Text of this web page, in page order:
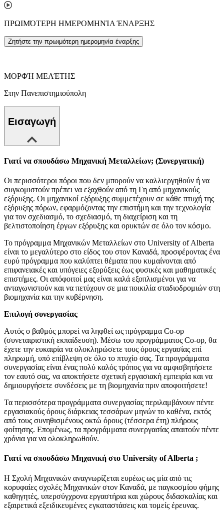
ΠΡΩΙΜΌΤΕΡΗ ΗΜΕΡΟΜΗΝΊΑ ΈΝΑΡΞΗΣ
Ζητήστε την πρωιμότερη ημερομηνία έναρξης
ΜΟΡΦΉ ΜΕΛΈΤΗΣ
Στην Πανεπιστημιούπολη
Εισαγωγή
Γιατί να σπουδάσω Μηχανική Μεταλλείων; (Συνεργατική)
Οι περισσότεροι πόροι που δεν μπορούν να καλλιεργηθούν ή να
συγκομιστούν πρέπει να εξαχθούν από τη Γη από μηχανικούς
εξόρυξης. Οι μηχανικοί εξόρυξης συμμετέχουν σε κάθε πτυχή της
εξόρυξης πόρων, εφαρμόζοντας την επιστήμη και την τεχνολογία
για τον σχεδιασμό, το σχεδιασμό, τη διαχείριση και τη
βελτιστοποίηση έργων εξόρυξης και ορυκτών σε όλο τον κόσμο.
Το πρόγραμμα Μηχανικών Μεταλλείων στο University of Alberta
είναι το μεγαλύτερο στο είδος του στον Καναδά, προσφέροντας ένα
ευρύ πρόγραμμα που καλύπτει θέματα που κυμαίνονται από
επιφανειακές και υπόγειες εξορύξεις έως φυσικές και μαθηματικές
επιστήμες. Οι απόφοιτοί μας είναι καλά εξοπλισμένοι για να
ανταγωνιστούν και να πετύχουν σε μια ποικιλία σταδιοδρομιών στη
βιομηχανία και την κυβέρνηση.
Επιλογή συνεργασίας
Αυτός ο βαθμός μπορεί να ληφθεί ως πρόγραμμα Co-op
(συνεταιριστική εκπαίδευση). Μέσω του προγράμματος Co-op, θα
έχετε την ευκαιρία να ολοκληρώσετε τους όρους εργασίας επί
πληρωμή, υπό επίβλεψη σε όλο το πτυχίο σας. Τα προγράμματα
συνεργασίας είναι ένας πολύ καλός τρόπος για να αμφισβητήσετε
τον εαυτό σας, να αποκτήσετε σχετική εργασιακή εμπειρία και να
δημιουργήσετε συνδέσεις με τη βιομηχανία πριν αποφοιτήσετε!
Τα περισσότερα προγράμματα συνεργασίας περιλαμβάνουν πέντε
εργασιακούς όρους διάρκειας τεσσάρων μηνών το καθένα, εκτός
από τους συνηθισμένους οκτώ όρους (τέσσερα έτη) πλήρους
φοίτησης. Επομένως, τα προγράμματα συνεργασίας απαιτούν πέντε
χρόνια για να ολοκληρωθούν.
Γιατί να σπουδάσω Μηχανική στο University of Alberta ;
Η Σχολή Μηχανικών αναγνωρίζεται ευρέως ως μία από τις
κορυφαίες σχολές Μηχανικών στον Καναδά, με παγκοσμίου φήμης
καθηγητές, υπερσύγχρονα εργαστήρια και χώρους διδασκαλίας και
εξαιρετικά εξειδικευμένες εγκαταστάσεις και τομείς έρευνας.